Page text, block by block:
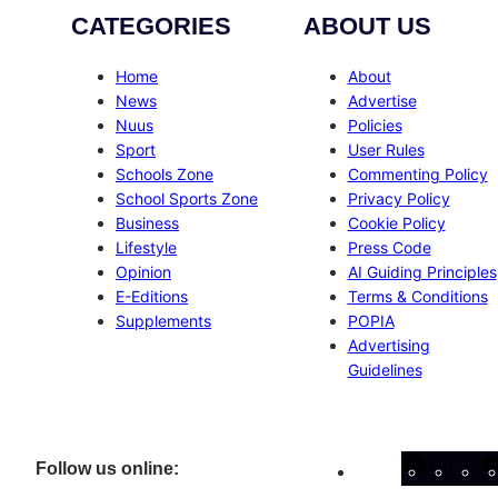
CATEGORIES
Home
News
Nuus
Sport
Schools Zone
School Sports Zone
Business
Lifestyle
Opinion
E-Editions
Supplements
ABOUT US
About
Advertise
Policies
User Rules
Commenting Policy
Privacy Policy
Cookie Policy
Press Code
AI Guiding Principles
Terms & Conditions
POPIA
Advertising
Guidelines
Follow us online: Facebook
X